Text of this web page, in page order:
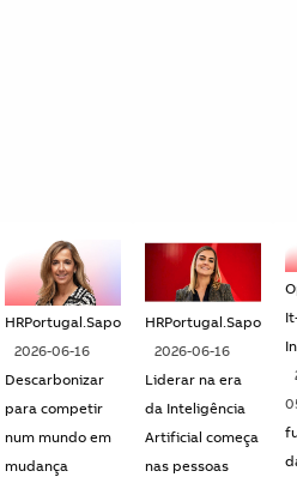
HRPortugal.Sapo
2026-06-16
Descarbonizar
para competir
num mundo em
mudança
HRPortugal.Sapo
2026-06-16
Liderar na era
da Inteligência
Artificial começa
nas pessoas